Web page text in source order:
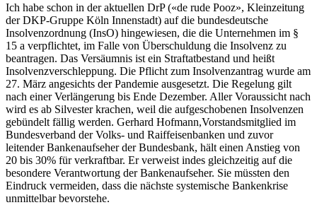
Ich habe schon in der aktuellen DrP («de rude Pooz», Kleinzeitung
der DKP-Gruppe Köln Innenstadt) auf die bundesdeutsche
Insolvenzordnung (InsO) hingewiesen, die die Unternehmen im §
15 a verpflichtet, im Falle von Überschuldung die Insolvenz zu
beantragen. Das Versäumnis ist ein Straftatbestand und heißt
Insolvenzverschleppung. Die Pflicht zum Insolvenzantrag wurde am
27. März angesichts der Pandemie ausgesetzt. Die Regelung gilt
nach einer Verlängerung bis Ende Dezember. Aller Voraussicht nach
wird es ab Silvester krachen, weil die aufgeschobenen Insolvenzen
gebündelt fällig werden. Gerhard Hofmann,Vorstandsmitglied im
Bundesverband der Volks- und Raiffeisenbanken und zuvor
leitender Bankenaufseher der Bundesbank, hält einen Anstieg von
20 bis 30% für verkraftbar. Er verweist indes gleichzeitig auf die
besondere Verantwortung der Bankenaufseher. Sie müssten den
Eindruck vermeiden, dass die nächste systemische Bankenkrise
unmittelbar bevorstehe.